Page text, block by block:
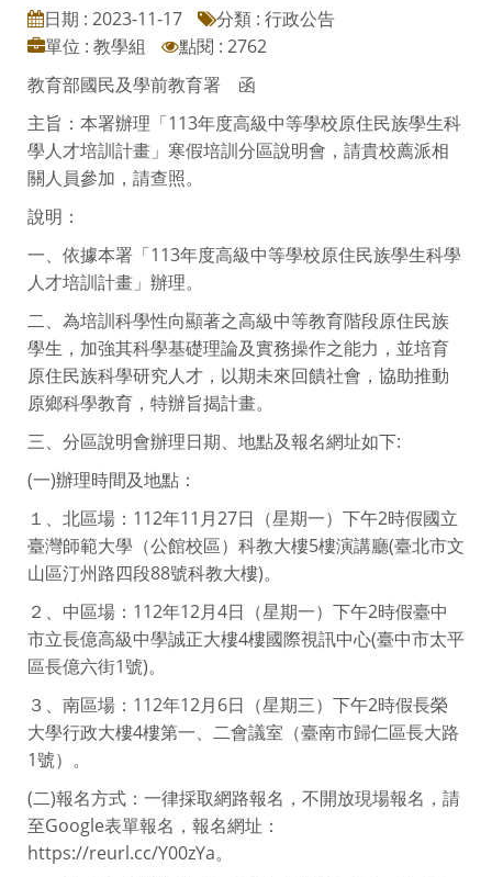
日期 : 2023-11-17
分類 : 行政公告
單位 : 教學組
點閱 : 2762
教育部國民及學前教育署 函
主旨：本署辦理「113年度高級中等學校原住民族學生科
學人才培訓計畫」寒假培訓分區說明會，請貴校薦派相
關人員參加，請查照。
說明：
一、依據本署「113年度高級中等學校原住民族學生科學
人才培訓計畫」辦理。
二、為培訓科學性向顯著之高級中等教育階段原住民族
學生，加強其科學基礎理論及實務操作之能力，並培育
原住民族科學研究人才，以期未來回饋社會，協助推動
原鄉科學教育，特辦旨揭計畫。
三、分區說明會辦理日期、地點及報名網址如下:
(一)辦理時間及地點：
１、北區場：112年11月27日（星期一）下午2時假國立
臺灣師範大學（公館校區）科教大樓5樓演講廳(臺北市文
山區汀州路四段88號科教大樓)。
２、中區場：112年12月4日（星期一）下午2時假臺中
市立長億高級中學誠正大樓4樓國際視訊中心(臺中市太平
區長億六街1號)。
３、南區場：112年12月6日（星期三）下午2時假長榮
大學行政大樓4樓第一、二會議室（臺南市歸仁區長大路
1號）。
(二)報名方式：一律採取網路報名，不開放現場報名，請
至Google表單報名，報名網址：
https://reurl.cc/Y00zYa。